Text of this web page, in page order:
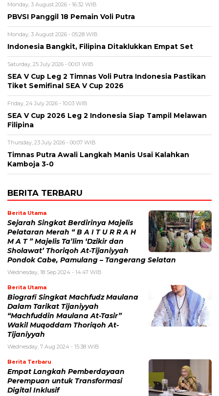
Monday, 3 August 2026 - 16:32 WIB
PBVSI Panggil 18 Pemain Voli Putra
Monday, 3 August 2026 - 05:28 WIB
Indonesia Bangkit, Filipina Ditaklukkan Empat Set
Saturday, 25 July 2026 - 00:01 WIB
SEA V Cup Leg 2 Timnas Voli Putra Indonesia Pastikan
Tiket Semifinal SEA V Cup 2026
Friday, 24 July 2026 - 10:03 WIB
SEA V Cup 2026 Leg 2 Indonesia Siap Tampil Melawan
Filipina
Thursday, 23 July 2026 - 00:07 WIB
Timnas Putra Awali Langkah Manis Usai Kalahkan
Kamboja 3-0
BERITA TERBARU
Berita Utama
Sejarah Singkat Berdirinya Majelis
Pelataran Merah “ B A I T U R R A H
M A T ” Majelis Ta’lim ‘Dzikir dan
Sholawat’ Thoriqoh At-Tijaniyyah
Pondok Cabe, Pamulang – Tangerang Selatan
Wednesday, 18 Sep 2024 - 14:47 WIB
Berita Utama
Biografi Singkat Machfudz Maulana
Dalam Tarikat Tijaniyyah
“Machfuddin Maulana At-Tasir”
Wakil Muqoddam Thoriqoh At-
Tijaniyyah
Wednesday, 7 Aug 2024 - 15:38 WIB
Berita Terbaru
Empat Langkah Pemberdayaan
Perempuan untuk Transformasi
Digital Inklusif